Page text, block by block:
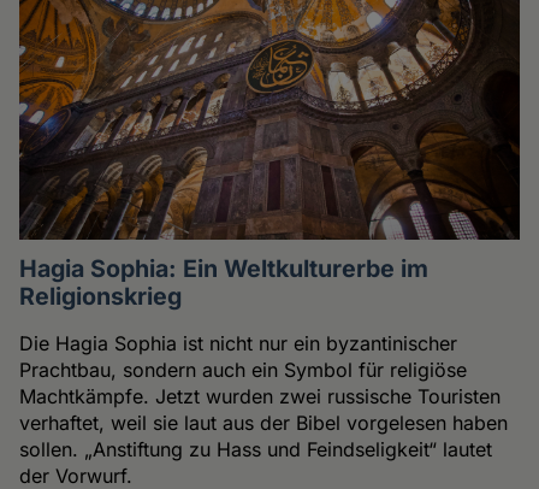
Hagia Sophia: Ein Weltkulturerbe im
Religionskrieg
Die Hagia Sophia ist nicht nur ein byzantinischer
Prachtbau, sondern auch ein Symbol für religiöse
Machtkämpfe. Jetzt wurden zwei russische Touristen
verhaftet, weil sie laut aus der Bibel vorgelesen haben
sollen. „Anstiftung zu Hass und Feindseligkeit“ lautet
der Vorwurf.